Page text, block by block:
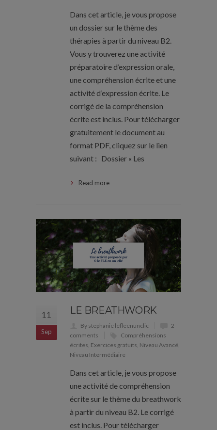
Dans cet article, je vous propose
un dossier sur le thème des
thérapies à partir du niveau B2.
Vous y trouverez une activité
préparatoire d’expression orale,
une compréhension écrite et une
activité d’expression écrite. Le
corrigé de la compréhension
écrite est inclus. Pour télécharger
gratuitement le document au
format PDF, cliquez sur le lien
suivant : Dossier « Les
Read more
11
Sep
LE BREATHWORK
By stephanie lefleenunclic
2
comments
Compréhensions
écrites, Exercices gratuits, Niveau Avancé,
Niveau Intermédiaire
Dans cet article, je vous propose
une activité de compréhension
écrite sur le thème du breathwork
à partir du niveau B2. Le corrigé
est inclus. Pour télécharger